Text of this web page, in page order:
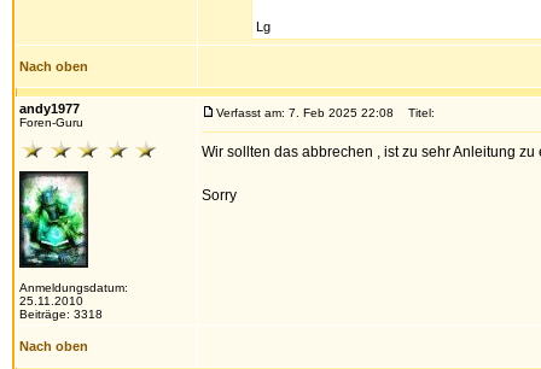
Lg
Nach oben
andy1977
Foren-Guru
Anmeldungsdatum:
25.11.2010
Beiträge: 3318
Verfasst am: 7. Feb 2025 22:08 Titel:
Wir sollten das abbrechen , ist zu sehr Anleitung zu
Sorry
Nach oben